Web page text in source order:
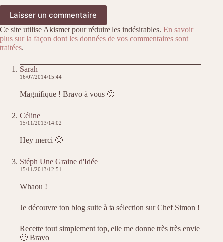
Laisser un commentaire
Ce site utilise Akismet pour réduire les indésirables. En savoir
plus sur la façon dont les données de vos commentaires sont
traitées.
Sarah
16/07/2014/15:44
Magnifique ! Bravo à vous 🙂
Céline
15/11/2013/14:02
Hey merci 🙂
Stéph Une Graine d'Idée
15/11/2013/12:51
Whaou !
Je découvre ton blog suite à ta sélection sur Chef Simon !
Recette tout simplement top, elle me donne très très envie
🙂 Bravo